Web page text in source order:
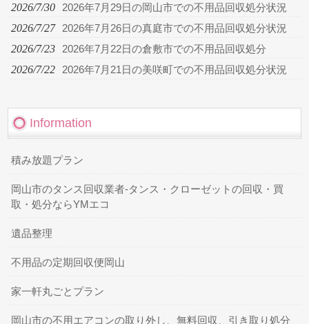
2026/7/30 2026年7月29日の岡山市での不用品回収処分状況
2026/7/27 2026年7月26日の真庭市での不用品回収処分状況
2026/7/23 2026年7月22日の倉敷市での不用品回収処分
2026/7/22 2026年7月21日の美咲町での不用品回収処分状況
Information
積み放題プラン
岡山市のタンス回収業者-タンス・クローゼットの回収・買
取・処分ならYMエコ
遺品整理
不用品の定期回収便岡山
家一軒丸ごとプラン
岡山市の不用エアコンの取り外し、無料回収、引き取り処分